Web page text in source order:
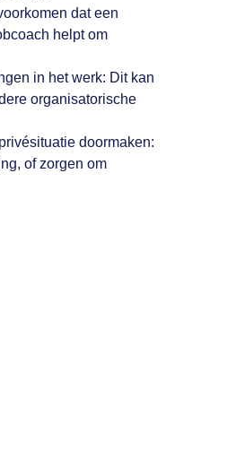
dat een
helpt om
in het werk: Dit kan
organisatorische
doormaken:
of zorgen om